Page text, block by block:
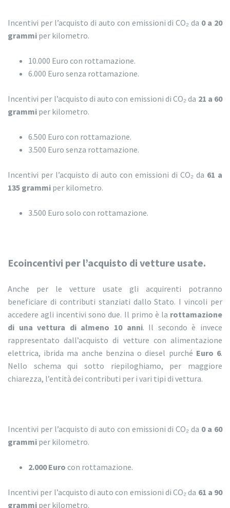
Incentivi per l’acquisto di auto con emissioni di CO₂ da 0 a 20
grammi per kilometro.
10.000 Euro con rottamazione.
6.000 Euro senza rottamazione.
Incentivi per l’acquisto di auto con emissioni di CO₂ da 21 a 60
grammi per kilometro.
6.500 Euro con rottamazione.
3.500 Euro senza rottamazione.
Incentivi per l’acquisto di auto con emissioni di CO₂ da 61 a
135 grammi per kilometro.
3.500 Euro solo con rottamazione.
Ecoincentivi per l’acquisto di vetture usate.
Anche per le vetture usate gli acquirenti potranno
beneficiare di contributi stanziati dallo Stato. I vincoli per
accedere agli incentivi sono due. Il primo è la rottamazione
di una vettura di almeno 10 anni. Il secondo è invece
rappresentato dall’acquisto di vetture con alimentazione
elettrica, ibrida ma anche benzina o diesel purché Euro 6.
Nello schema qui sotto riepiloghiamo, per maggiore
chiarezza, l’entità dei contributi per i vari tipi di vettura.
Incentivi per l’acquisto di auto con emissioni di CO₂ da 0 a 60
grammi per kilometro.
2.000 Euro con rottamazione.
Incentivi per l’acquisto di auto con emissioni di CO₂ da 61 a 90
grammi per kilometro.